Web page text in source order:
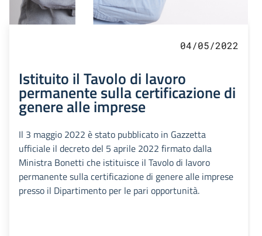
04/05/2022
Istituito il Tavolo di lavoro
permanente sulla certificazione di
genere alle imprese
Il 3 maggio 2022 è stato pubblicato in Gazzetta
ufficiale il decreto del 5 aprile 2022 firmato dalla
Ministra Bonetti che istituisce il Tavolo di lavoro
permanente sulla certificazione di genere alle imprese
presso il Dipartimento per le pari opportunità.